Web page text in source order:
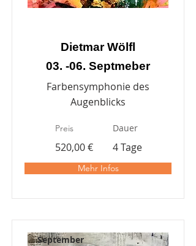
Dietmar Wölfl
03. -06. Septmeber
Farbensymphonie des
Augenblicks
Preis Dauer
520,00 € 4 Tage
Mehr Infos
September